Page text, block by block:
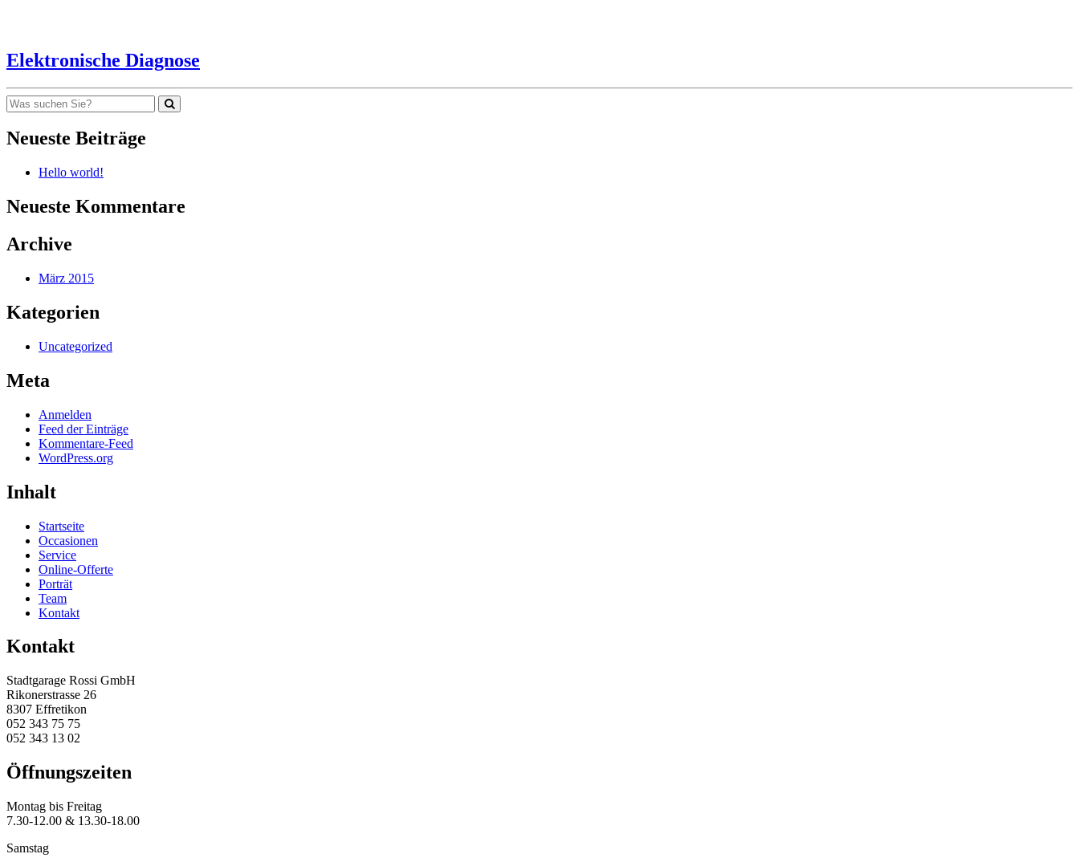
Elektronische Diagnose
Neueste Beiträge
Hello world!
Neueste Kommentare
Archive
März 2015
Kategorien
Uncategorized
Meta
Anmelden
Feed der Einträge
Kommentare-Feed
WordPress.org
Inhalt
Startseite
Occasionen
Service
Online-Offerte
Porträt
Team
Kontakt
Kontakt
Stadtgarage Rossi GmbH
Rikonerstrasse 26
8307 Effretikon
052 343 75 75
052 343 13 02
Öffnungszeiten
Montag bis Freitag
7.30-12.00 & 13.30-18.00
Samstag